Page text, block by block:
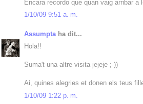
Encara recordo que quan vaig arribar
1/10/09 9:51 a. m.
Assumpta ha dit...
Hola!!
Suma't una altre visita jejeje ;-))
Ai, quines alegries et donen els teus
1/10/09 1:22 p. m.